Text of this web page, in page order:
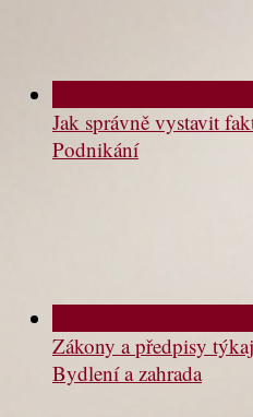
Jak správně vystavit
Podnikání
Zákony a předpisy
Bydlení a zahrada